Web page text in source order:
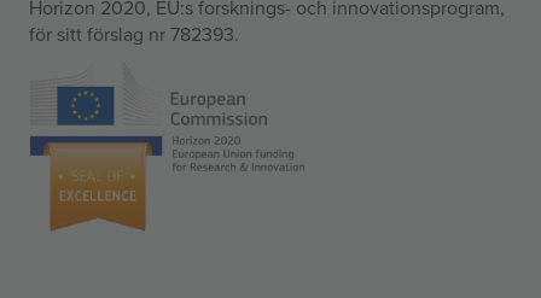
Horizon 2020, EU:s forsknings- och innovationsprogram,
för sitt förslag nr 782393.